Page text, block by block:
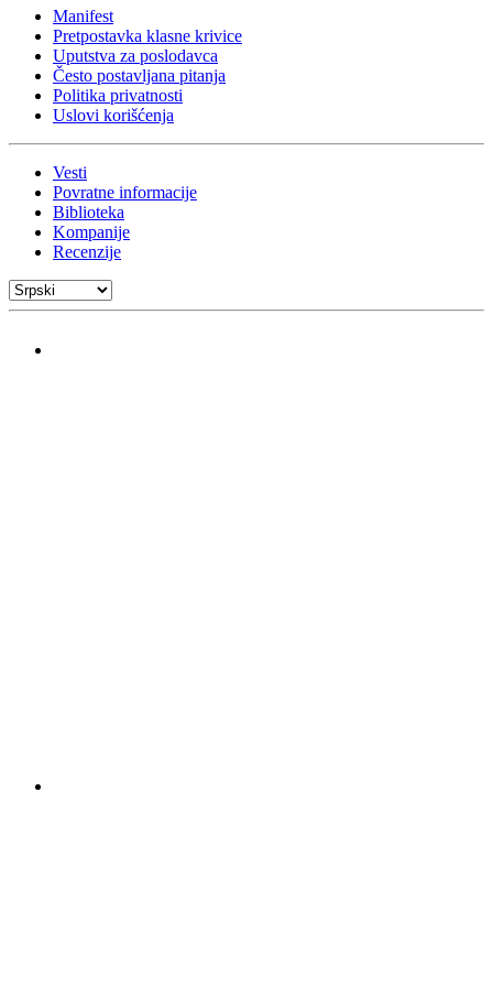
Manifest
Pretpostavka klasne krivice
Uputstva za poslodavca
Često postavljana pitanja
Politika privatnosti
Uslovi korišćenja
Vesti
Povratne informacije
Biblioteka
Kompanije
Recenzije